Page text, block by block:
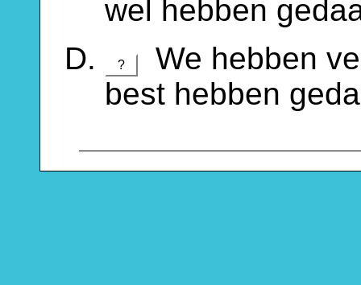
wel hebben
?
We hebben
best hebben